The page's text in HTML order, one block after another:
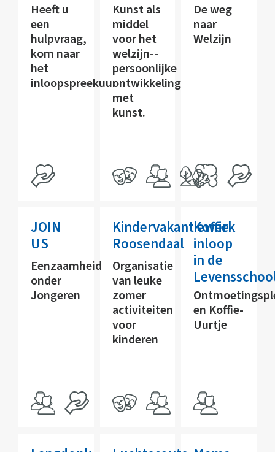
Heeft u
een
hulpvraag,
kom naar
het
inloopspreekuur
Kunst als
middel
voor het
welzijn--
persoonlijke
ontwikkeling
met
kunst.
De weg
naar
Welzijn
JOIN
US
Eenzaamheid
onder
Jongeren
Kindervakantiewerk
Roosendaal
Organisatie
van leuke
zomer
activiteiten
voor
kinderen
Koffie-
inloop
in de
en Koffie-
Uurtje